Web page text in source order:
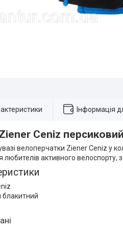
Інформація
Ceniz
велоперчатки Ziener Ceniz у
любителів активного велоспорту,
блакитний